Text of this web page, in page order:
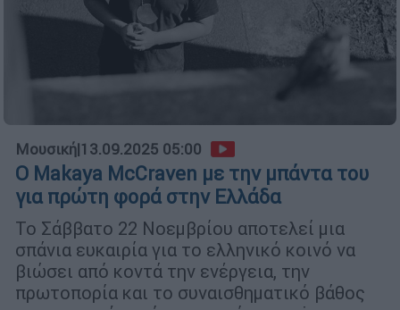
Μουσική|13.09.2025 05:00
Ο Makaya McCraven με την μπάντα του
για πρώτη φορά στην Ελλάδα
Το Σάββατο 22 Νοεμβρίου αποτελεί μια
σπάνια ευκαιρία για το ελληνικό κοινό να
βιώσει από κοντά την ενέργεια, την
πρωτοπορία και το συναισθηματικό βάθος